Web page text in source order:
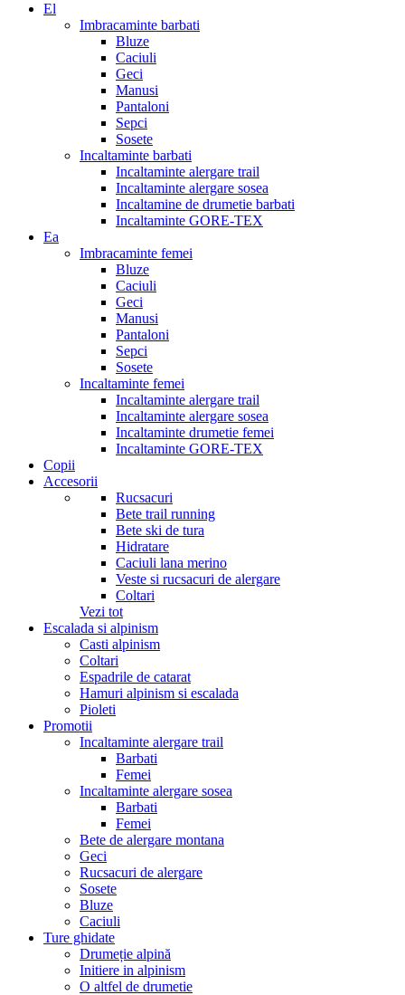
El
Imbracaminte barbati
Bluze
Caciuli
Geci
Manusi
Pantaloni
Sepci
Sosete
Incaltaminte barbati
Incaltaminte alergare trail
Incaltaminte alergare sosea
Incaltamine de drumetie barbati
Incaltaminte GORE-TEX
Ea
Imbracaminte femei
Bluze
Caciuli
Geci
Manusi
Pantaloni
Sepci
Sosete
Incaltaminte femei
Incaltaminte alergare trail
Incaltaminte alergare sosea
Incaltaminte drumetie femei
Incaltaminte GORE-TEX
Copii
Accesorii
Rucsacuri
Bete trail running
Bete ski de tura
Hidratare
Caciuli lana merino
Veste si rucsacuri de alergare
Coltari
Vezi tot
Escalada si alpinism
Casti alpinism
Coltari
Espadrile de catarat
Hamuri alpinism si escalada
Pioleti
Promotii
Incaltaminte alergare trail
Barbati
Femei
Incaltaminte alergare sosea
Barbati
Femei
Bete de alergare montana
Geci
Rucsacuri de alergare
Sosete
Bluze
Caciuli
Ture ghidate
Drumeție alpină
Initiere in alpinism
O altfel de drumetie